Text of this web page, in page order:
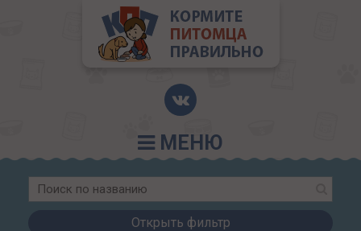
МЕНЮ
Открыть фильтр